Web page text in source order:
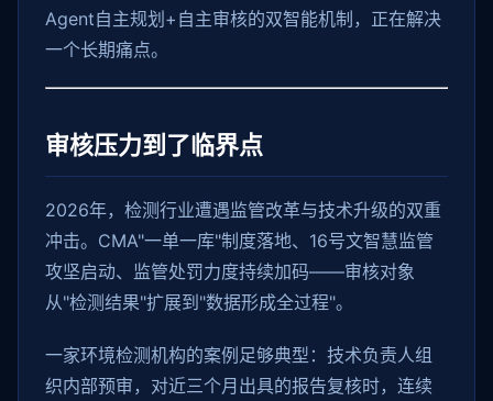
Agent自主规划+自主审核的双智能机制，正在解决
一个长期痛点。
审核压力到了临界点
2026年，检测行业遭遇监管改革与技术升级的双重
冲击。CMA"一单一库"制度落地、16号文智慧监管
攻坚启动、监管处罚力度持续加码——审核对象
从"检测结果"扩展到"数据形成全过程"。
一家环境检测机构的案例足够典型：技术负责人组
织内部预审，对近三个月出具的报告复核时，连续